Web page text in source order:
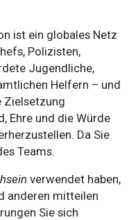
ist ein globales Netz
Polizisten,
Jugendliche,
Helfern – und
Zielsetzung
Ehre und die Würde
Da Sie
Teams.
verwendet haben,
anderen mitteilen
Sie sich